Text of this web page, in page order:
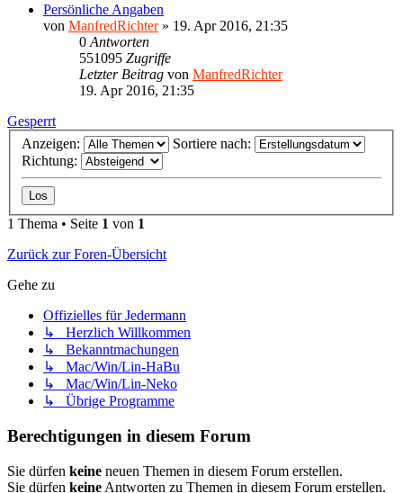
Persönliche Angaben
von ManfredRichter» 19. Apr 2016, 21:35
0 Antworten
551095 Zugriffe
Letzter Beitrag von ManfredRichter
19. Apr 2016, 21:35
Gesperrt
Anzeigen:
Sortiere nach:
Richtung:
1 Thema • Seite 1 von 1
Zurück zur Foren-Übersicht
Gehe zu
Offizielles für Jedermann
↳ Herzlich Willkommen
↳ Bekanntmachungen
↳ Mac/Win/Lin-HaBu
↳ Mac/Win/Lin-Neko
↳ Übrige Programme
Berechtigungen in diesem Forum
Sie dürfen keine neuen Themen in diesem Forum erstellen.
Sie dürfen keine Antworten zu Themen in diesem Forum erstellen.